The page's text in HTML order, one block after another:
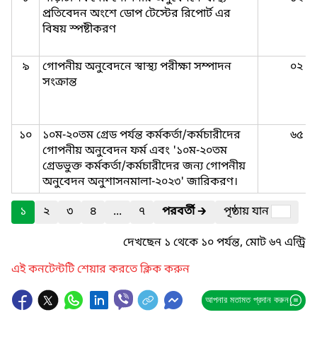
প্রতিবেদন অংশে ডোপ টেস্টের রিপোর্ট এর
বিষয় স্পষ্টীকরণ
৯
গোপনীয় অনুবেদনে স্বাস্থ্য পরীক্ষা সম্পাদন
সংক্রান্ত
০২
১০
১০ম-২০তম গ্রেড পর্যন্ত কর্মকর্তা/কর্মচারীদের
গোপনীয় অনুবেদন ফর্ম এবং '১০ম-২০তম
গ্রেডভুক্ত কর্মকর্তা/কর্মচারীদের জন্য গোপনীয়
অনুবেদন অনুশাসনমালা-২০২৩' জারিকরণ।
৬৫
১ ২ ৩ ৪ ... ৭ পরবর্তী🡲
পৃষ্ঠায় যান
দেখছেন ১ থেকে ১০ পর্যন্ত, মোট ৬৭ এন্ট্রি
এই কনটেন্টটি শেয়ার করতে ক্লিক করুন
আপনার মতামত প্রদান করুন